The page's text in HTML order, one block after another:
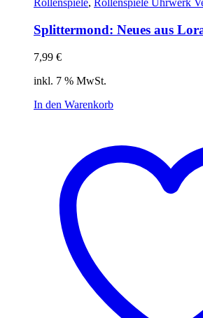
Rollenspiele, Rollenspiele Uhrwerk
Splittermond: Neues aus
7,99 €
inkl. 7 % MwSt.
In den Warenkorb